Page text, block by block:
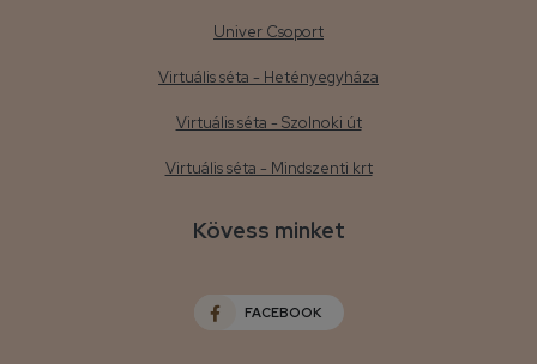
Univer Csoport
Virtuális séta - Hetényegyháza
Virtuális séta - Szolnoki út
Virtuális séta - Mindszenti krt
Kövess minket
FACEBOOK